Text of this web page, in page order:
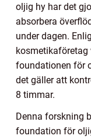
oljig hy har det
absorbera
under dagen.
kosmetikaföretag
foundationen för
det gäller att
8 timmar.
Denna forskning
foundation för